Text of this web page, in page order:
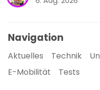
Navigation
Aktuelles Technik
E-Mobilität
Tests